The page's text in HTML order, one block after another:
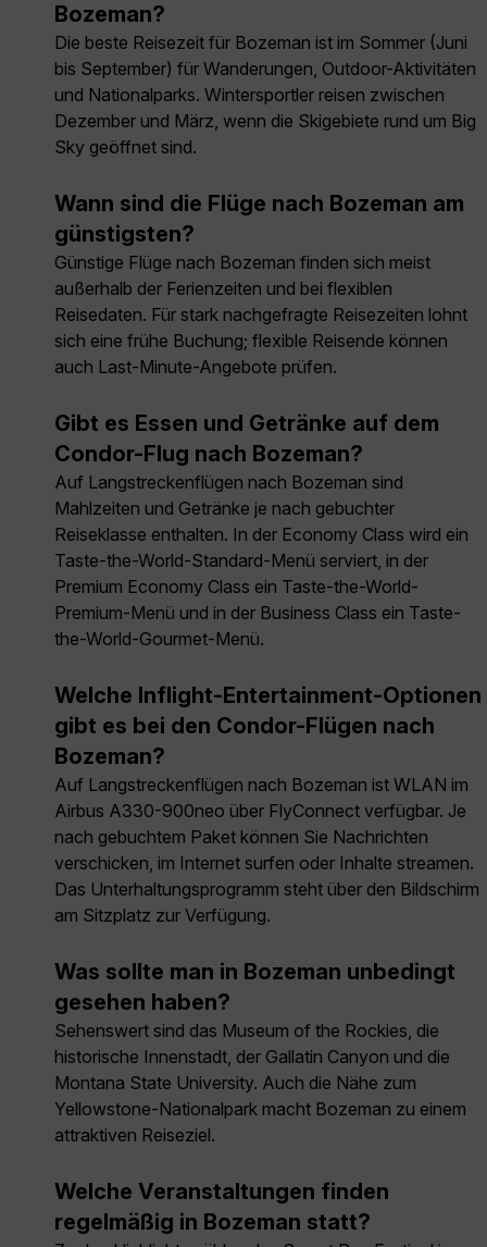
Bozeman?
Die beste Reisezeit für Bozeman ist im Sommer (Juni
bis September) für Wanderungen, Outdoor-Aktivitäten
und Nationalparks. Wintersportler reisen zwischen
Dezember und März, wenn die Skigebiete rund um Big
Sky geöffnet sind.
Wann sind die Flüge nach Bozeman am
günstigsten?
Günstige Flüge nach Bozeman finden sich meist
außerhalb der Ferienzeiten und bei flexiblen
Reisedaten. Für stark nachgefragte Reisezeiten lohnt
sich eine frühe Buchung; flexible Reisende können
auch Last-Minute-Angebote prüfen.
Gibt es Essen und Getränke auf dem
Condor-Flug nach Bozeman?
Auf Langstreckenflügen nach Bozeman sind
Mahlzeiten und Getränke je nach gebuchter
Reiseklasse enthalten. In der Economy Class wird ein
Taste-the-World-Standard-Menü serviert, in der
Premium Economy Class ein Taste-the-World-
Premium-Menü und in der Business Class ein Taste-
the-World-Gourmet-Menü.
Welche Inflight-Entertainment-Optionen
gibt es bei den Condor-Flügen nach
Bozeman?
Auf Langstreckenflügen nach Bozeman ist WLAN im
Airbus A330-900neo über FlyConnect verfügbar. Je
nach gebuchtem Paket können Sie Nachrichten
verschicken, im Internet surfen oder Inhalte streamen.
Das Unterhaltungsprogramm steht über den Bildschirm
am Sitzplatz zur Verfügung.
Was sollte man in Bozeman unbedingt
gesehen haben?
Sehenswert sind das Museum of the Rockies, die
historische Innenstadt, der Gallatin Canyon und die
Montana State University. Auch die Nähe zum
Yellowstone-Nationalpark macht Bozeman zu einem
attraktiven Reiseziel.
Welche Veranstaltungen finden
regelmäßig in Bozeman statt?